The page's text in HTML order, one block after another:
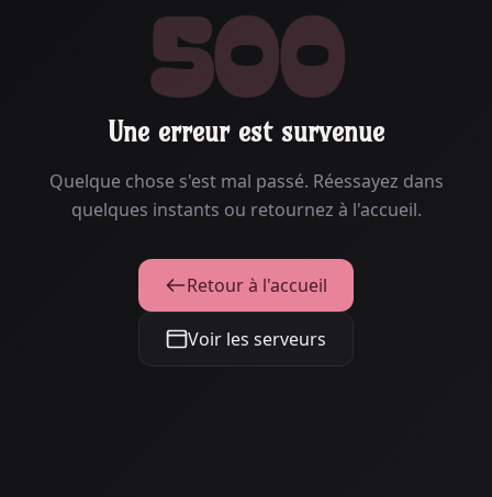
500
Une erreur est survenue
Quelque chose s'est mal passé. Réessayez dans
quelques instants ou retournez à l'accueil.
Retour à l'accueil
Voir les serveurs